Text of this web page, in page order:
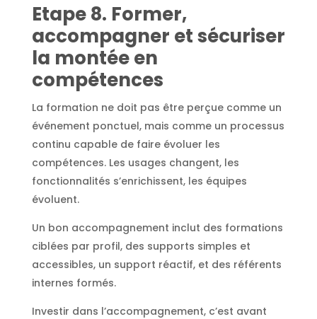
Etape 8. Former,
accompagner et sécuriser
la montée en
compétences
La formation ne doit pas être perçue comme un
événement ponctuel, mais comme un processus
continu capable de faire évoluer les
compétences. Les usages changent, les
fonctionnalités s’enrichissent, les équipes
évoluent.
Un bon accompagnement inclut des formations
ciblées par profil, des supports simples et
accessibles, un support réactif, et des référents
internes formés.
Investir dans l’accompagnement, c’est avant